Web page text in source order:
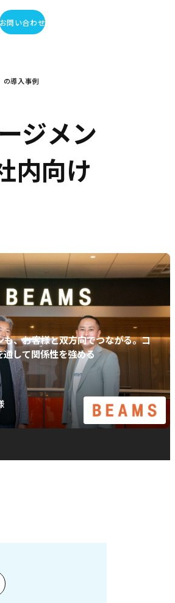
お問い合わせ
の導入事例
ジメン
内向け
も、お客様と双方向でつながる。コ
して関係性を強める